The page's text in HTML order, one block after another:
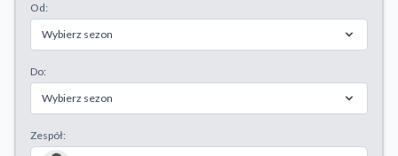
Od:
Wybierz sezon
Do:
Wybierz sezon
Zespół: